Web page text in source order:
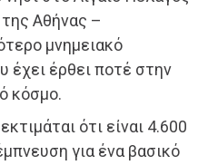
της Αθήνας –
μνημειακό
έχει έρθει ποτέ στην
κόσμο.
ότι είναι 4.600
για ένα βασικό